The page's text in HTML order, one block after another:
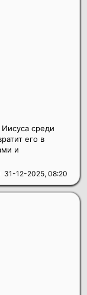
31-12-2025, 08:20
среди
его в
и